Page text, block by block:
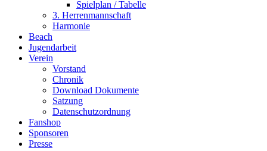
Spielplan / Tabelle
3. Herrenmannschaft
Harmonie
Beach
Jugendarbeit
Verein
Vorstand
Chronik
Download Dokumente
Satzung
Datenschutzordnung
Fanshop
Sponsoren
Presse